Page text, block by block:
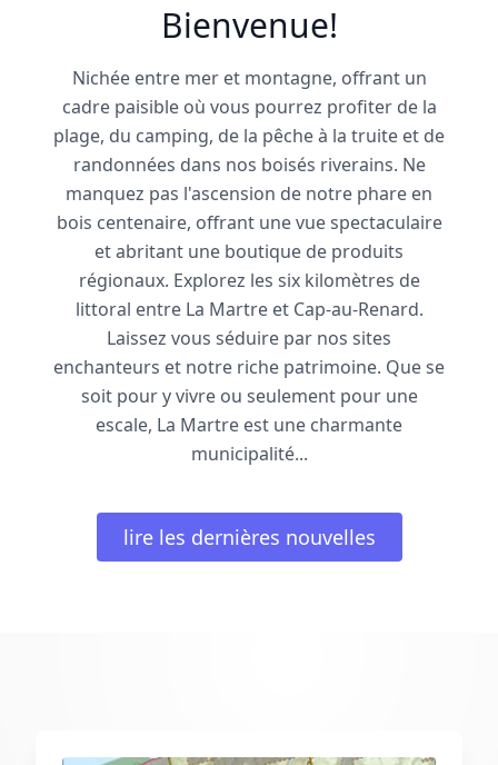
Bienvenue!
Nichée entre mer et montagne, offrant un
cadre paisible où vous pourrez profiter de la
plage, du camping, de la pêche à la truite et de
randonnées dans nos boisés riverains. Ne
manquez pas l'ascension de notre phare en
bois centenaire, offrant une vue spectaculaire
et abritant une boutique de produits
régionaux. Explorez les six kilomètres de
littoral entre La Martre et Cap-au-Renard.
Laissez vous séduire par nos sites
enchanteurs et notre riche patrimoine. Que se
soit pour y vivre ou seulement pour une
escale, La Martre est une charmante
municipalité...
lire les dernières nouvelles